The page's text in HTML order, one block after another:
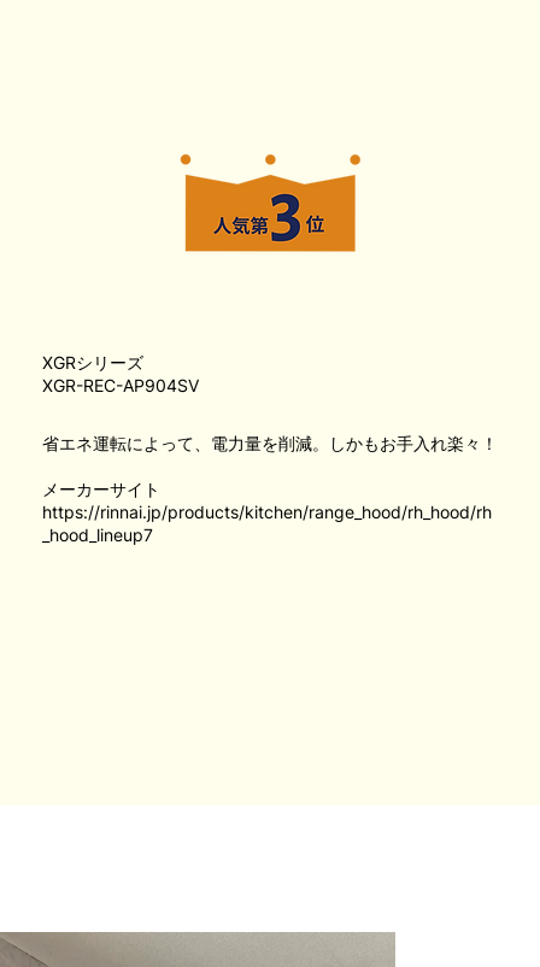
省エネ運転によって、電力量を削減。しかもお手入れ楽々！
メーカーサイト
https://rinnai.jp/products/kitchen/range_hood/rh_hood/rh
_hood_lineup7
XGRシリーズ
XGR-REC-AP904SV